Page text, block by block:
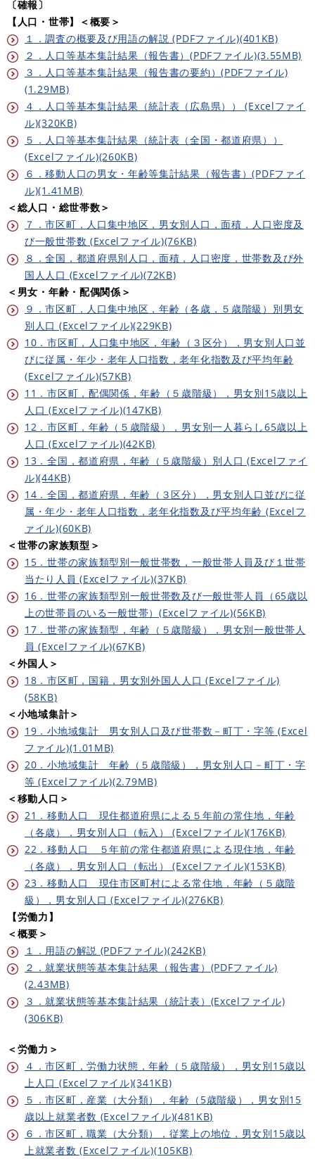
〔確報〕
【人口・世帯】
＜概要＞
１．調査の概要及び用語の解説 (PDFファイル)(401KB)
２．人口等基本集計結果（報告書）(PDFファイル)(3.55MB)
３．人口等基本集計結果（報告書の要約）(PDFファイル)
(1.29MB)
４．人口等基本集計結果（統計表（広島県）） (Excelファイ
ル)(320KB)
５．人口等基本集計結果（統計表（全国・都道府県））
(Excelファイル)(260KB)
６．移動人口の男女・年齢等集計結果（報告書）(PDFファイ
ル)(1.41MB)
＜総人口・総世帯数＞
７．市区町，人口集中地区，男女別人口，面積，人口密度及
び一般世帯数 (Excelファイル)(76KB)
８．全国，都道府県別人口，面積，人口密度，世帯数及び外
国人人口 (Excelファイル)(72KB)
＜男女・年齢・配偶関係＞
９．市区町，人口集中地区，年齢（各歳，５歳階級）別男女
別人口 (Excelファイル)(229KB)
10．市区町，人口集中地区，年齢（３区分），男女別人口並
びに従属・年少・老年人口指数，老年化指数及び平均年齢
(Excelファイル)(57KB)
11．市区町，配偶関係，年齢（５歳階級），男女別15歳以上
人口 (Excelファイル)(147KB)
12．市区町，年齢（５歳階級），男女別一人暮らし65歳以上
人口 (Excelファイル)(42KB)
13．全国，都道府県，年齢（５歳階級）別人口 (Excelファイ
ル)(44KB)
14．全国，都道府県，年齢（３区分），男女別人口並びに従
属・年少・老年人口指数，老年化指数及び平均年齢 (Excelフ
ァイル)(60KB)
＜世帯の家族類型＞
15．世帯の家族類型別一般世帯数，一般世帯人員及び１世帯
当たり人員 (Excelファイル)(37KB)
16．世帯の家族類型別一般世帯数及び一般世帯人員（65歳以
上の世帯員のいる一般世帯）(Excelファイル)(56KB)
17．世帯の家族類型，年齢（５歳階級），男女別一般世帯人
員 (Excelファイル)(67KB)
＜外国人＞
18．市区町，国籍，男女別外国人人口 (Excelファイル)
(58KB)
＜小地域集計＞
19．小地域集計 男女別人口及び世帯数－町丁・字等 (Excel
ファイル)(1.01MB)
20．小地域集計 年齢（５歳階級），男女別人口－町丁・字
等 (Excelファイル)(2.79MB)
＜移動人口＞
21．移動人口 現住都道府県による５年前の常住地，年齢
（各歳），男女別人口（転入） (Excelファイル)(176KB)
22．移動人口 ５年前の常住都道府県による現住地，年齢
（各歳），男女別人口（転出） (Excelファイル)(153KB)
23．移動人口 現住市区町村による常住地，年齢（５歳階
級），男女別人口 (Excelファイル)(276KB)
【労働力】
＜概要＞
１．用語の解説 (PDFファイル)(242KB)
２．就業状態等基本集計結果（報告書）(PDFファイル)
(2.43MB)
３．就業状態等基本集計結果（統計表）(Excelファイル)
(306KB)
＜労働力＞
４．市区町，労働力状態，年齢（５歳階級），男女別15歳以
上人口 (Excelファイル)(341KB)
５．市区町，産業（大分類），年齢（5歳階級），男女別15
歳以上就業者数 (Excelファイル)(481KB)
６．市区町，職業（大分類），従業上の地位，男女別15歳以
上就業者数 (Excelファイル)(105KB)